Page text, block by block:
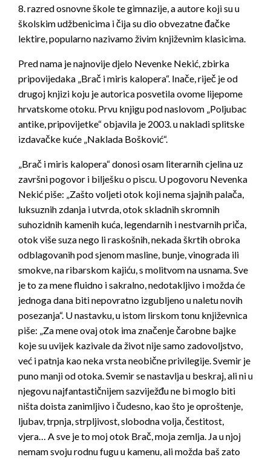
8. razred osnovne škole te gimnazije, a autore koji su u
školskim udžbenicima i čija su dio obvezatne đačke
lektire, popularno nazivamo živim književnim klasicima.
Pred nama je najnovije djelo Nevenke Nekić, zbirka
pripovijedaka „Brač i miris kalopera“. Inače, riječ je od
drugoj knjizi koju je autorica posvetila ovome lijepome
hrvatskome otoku. Prvu knjigu pod naslovom „Poljubac
antike, pripovijetke“ objavila je 2003. u nakladi splitske
izdavačke kuće „Naklada Bošković“.
„Brač i miris kalopera“ donosi osam literarnih cjelina uz
završni pogovor i bilješku o piscu. U pogovoru Nevenka
Nekić piše: „Zašto voljeti otok koji nema sjajnih palača,
luksuznih zdanja i utvrda, otok skladnih skromnih
suhozidnih kamenih kuća, legendarnih i nestvarnih priča,
otok više suza nego li raskošnih, nekada škrtih obroka
odblagovanih pod sjenom masline, bunje, vinograda ili
smokve, na ribarskom kajiću, s molitvom na usnama. Sve
je to za mene fluidno i sakralno, nedotakljivo i možda će
jednoga dana biti nepovratno izgubljeno u naletu novih
posezanja“. U nastavku, u istom lirskom tonu književnica
piše: „Za mene ovaj otok ima značenje čarobne bajke
koje su uvijek kazivale da život nije samo zadovoljstvo,
već i patnja kao neka vrsta neobične privilegije. Svemir je
puno manji od otoka. Svemir se nastavlja u beskraj, ali ni u
njegovu najfantastičnijem sazviježđu ne bi moglo biti
ništa doista zanimljivo i čudesno, kao što je oproštenje,
ljubav, trpnja, strpljivost, slobodna volja, čestitost,
vjera… A sve je to moj otok Brač, moja zemlja. Ja u njoj
nemam svoju rodnu fugu u kamenu, ali možda baš zato